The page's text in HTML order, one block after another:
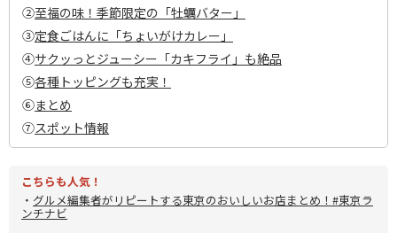
②至福の味！季節限定の「牡蠣バター」
③定食ごはんに「ちょいがけカレー」
④サクッっとジューシー「カキフライ」も絶品
⑤各種トッピングも充実！
⑥まとめ
⑦スポット情報
こちらも人気！
・ グルメ編集者がリピートする東京のおいしいお店まとめ！#東京ラ
ンチナビ